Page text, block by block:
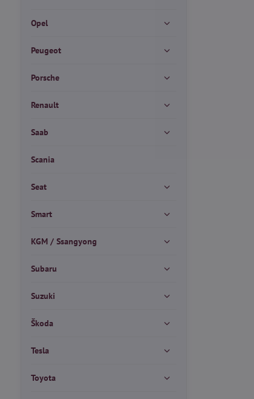
Opel
Peugeot
Porsche
Renault
Saab
Scania
Seat
Smart
KGM / Ssangyong
Subaru
Suzuki
Škoda
Tesla
Toyota